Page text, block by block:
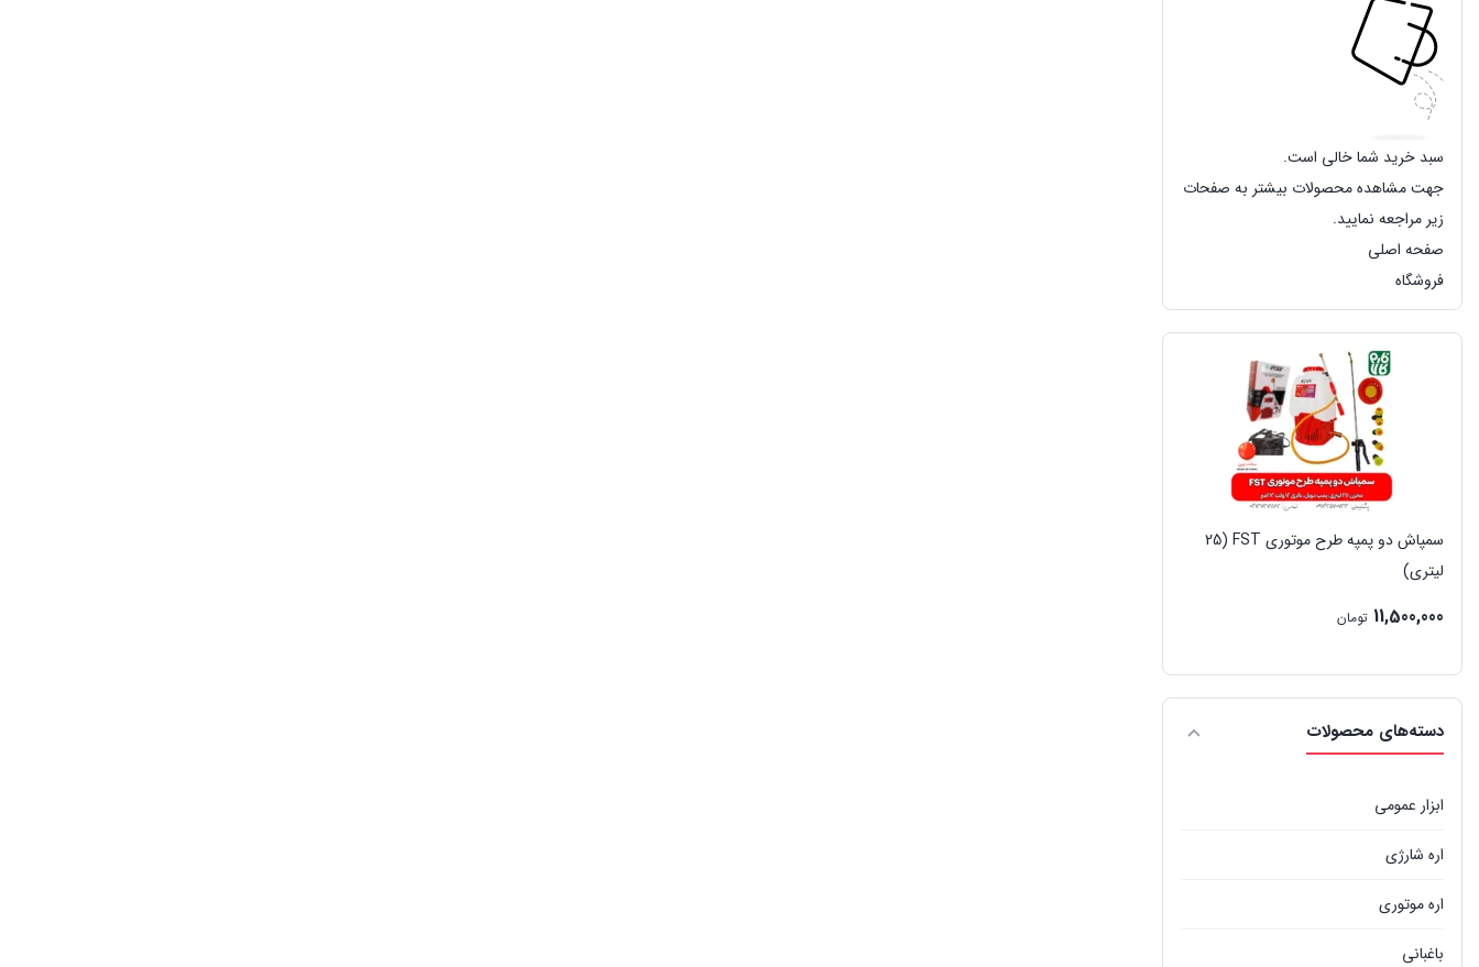
سبد خرید شما خالی است.
جهت مشاهده محصولات بیشتر به صفحات
زیر مراجعه نمایید.
صفحه اصلی
فروشگاه
سمپاش دو پمپه طرح موتوری FST (25
لیتری)
11,500,000 تومان
دسته‌های محصولات
ابزار عمومی
اره شارژی
اره موتوری
باغبانی